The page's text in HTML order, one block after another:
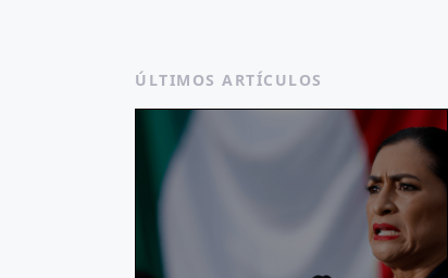
ÚLTIMOS ARTÍCULOS